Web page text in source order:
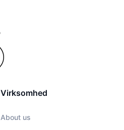
Virksomhed
About us